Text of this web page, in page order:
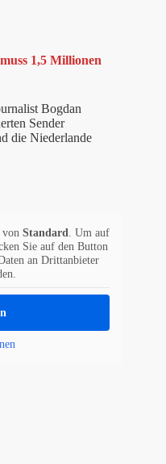
1,5 Millionen
Bogdan
Sender
die Niederlande
von Standard
. Um auf
Sie auf den Button
an Drittanbieter